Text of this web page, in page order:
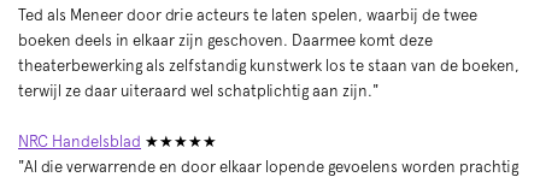
Ted als Meneer door drie acteurs te laten spelen, waarbij de twee
boeken deels in elkaar zijn geschoven. Daarmee komt deze
theaterbewerking als zelfstandig kunstwerk los te staan van de boeken,
terwijl ze daar uiteraard wel schatplichtig aan zijn."
NRC Handelsblad ★★★★★
"Al die verwarrende en door elkaar lopende gevoelens worden prachtig
Zoom
in